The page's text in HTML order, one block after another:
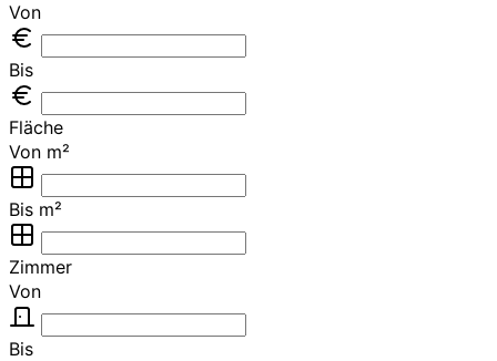
Von
Bis
Fläche
Von m²
Bis m²
Zimmer
Von
Bis